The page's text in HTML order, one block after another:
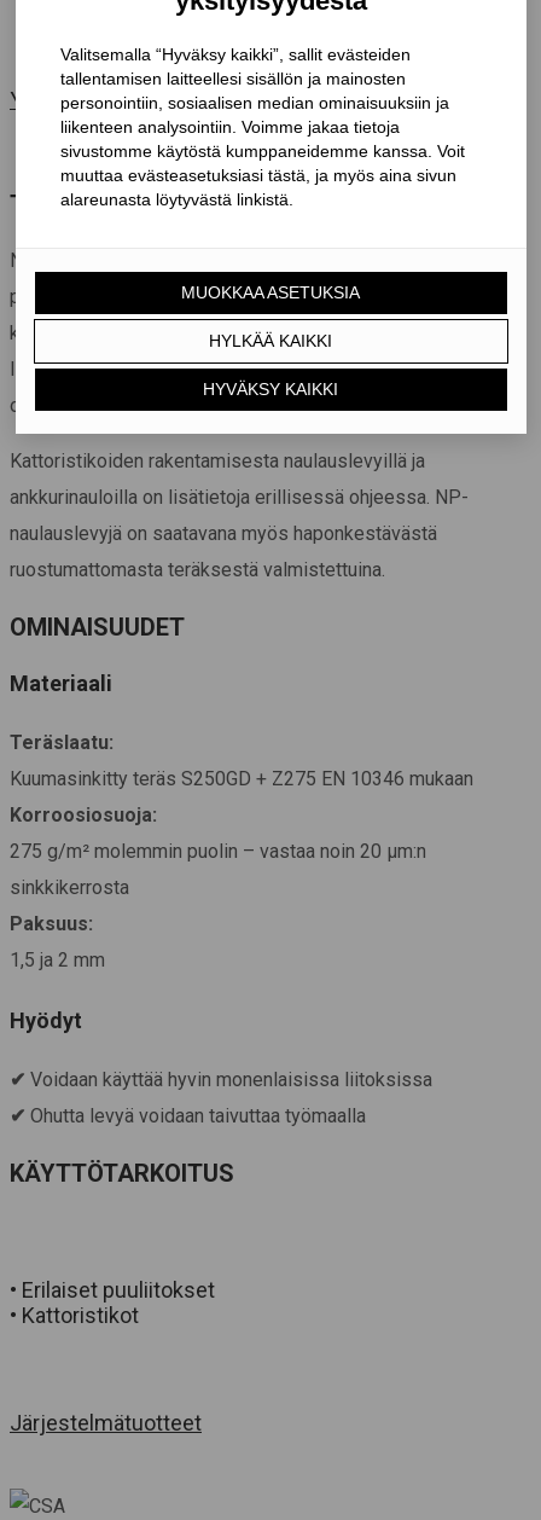
Yleistä
TUOTEKUVAUS
NP-naulauslevyjä voidaan käyttää yhdistämään monenlaisia
puurakenteita monipuolisesti. Niitä on saatavana erilaisina
koko- ja paksuusvaihtoehtoina. On suositeltavaa käyttää
liitoksessa aina kahta reikälevyä. Liitettävien puuosien tulee
olla saman levyisiä.
Kattoristikoiden rakentamisesta naulauslevyillä ja
ankkurinauloilla on lisätietoja erillisessä ohjeessa. NP-
naulauslevyjä on saatavana myös haponkestävästä
ruostumattomasta teräksestä valmistettuina.
OMINAISUUDET
Materiaali
Teräslaatu:
Kuumasinkitty teräs S250GD + Z275 EN 10346 mukaan
Korroosiosuoja:
275 g/m² molemmin puolin – vastaa noin 20 μm:n
sinkkikerrosta
Paksuus:
1,5 ja 2 mm
Hyödyt
✔ Voidaan käyttää hyvin monenlaisissa liitoksissa
✔ Ohutta levyä voidaan taivuttaa työmaalla
KÄYTTÖTARKOITUS
• Erilaiset puuliitokset
• Kattoristikot
Järjestelmätuotteet